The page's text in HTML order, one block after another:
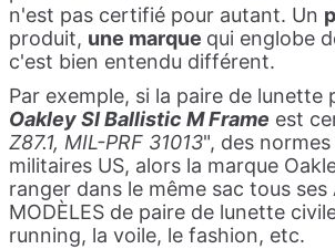
n'est pas certifié pour autant. Un
produit, une marque qui englobe
c'est bien entendu différent.
Par exemple, si la paire de lunette
Oakley SI Ballistic M Frame est
Z87.1, MIL-PRF 31013", des
militaires US, alors la marque
ranger dans le même sac tous ses
MODÈLES de paire de lunette
running, la voile, le fashion, etc.